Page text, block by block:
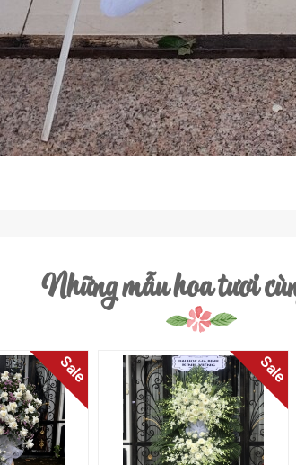
Những mẫu hoa tươi
Sale Sale